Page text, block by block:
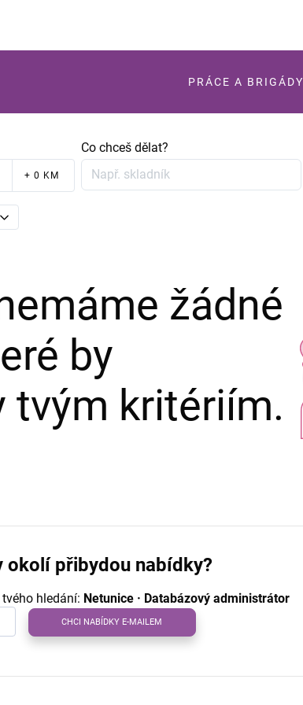
PRÁCE A BRIGÁDY
+ 0 KM
Co chceš dělat?
žádné
by
tvým kritériím.
okolí přibydou nabídky?
hledání: Netunice · Databázový administrátor
CHCI NABÍDKY E-MAILEM